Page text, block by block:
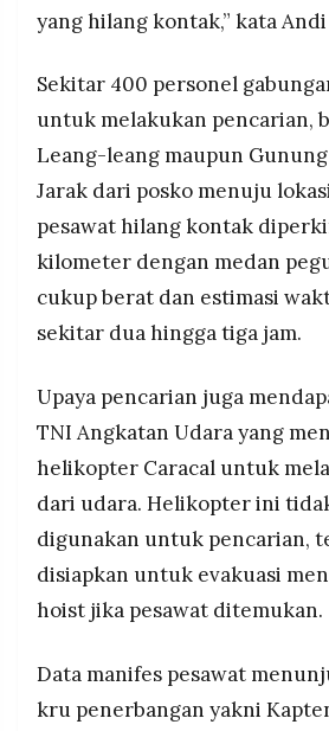
yang hilang kontak,” kata
Sekitar 400 personel
untuk melakukan pencarian,
Leang-leang maupun
Jarak dari posko menuju
pesawat hilang kontak
kilometer dengan medan
cukup berat dan estimasi
sekitar dua hingga tiga jam.
Upaya pencarian juga
TNI Angkatan Udara yang
helikopter Caracal untuk
dari udara. Helikopter ini
digunakan untuk pencarian,
disiapkan untuk evakuasi
hoist jika pesawat ditemukan.
Data manifes pesawat
kru penerbangan yakni